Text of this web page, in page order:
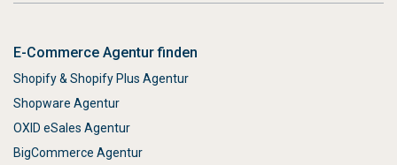
E-Commerce Agentur finden
Shopify & Shopify Plus Agentur
Shopware Agentur
OXID eSales Agentur
BigCommerce Agentur